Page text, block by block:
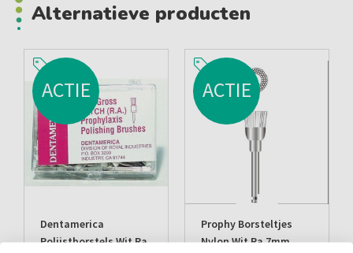
Alternatieve producten
ACTIE
Dentamerica
Polijstborstels Wit Ra
ACTIE
Prophy Borsteltjes
Nylon Wit Ra 7mm